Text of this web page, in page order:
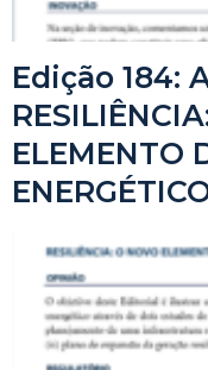
Edição 184:
ELEMENTO